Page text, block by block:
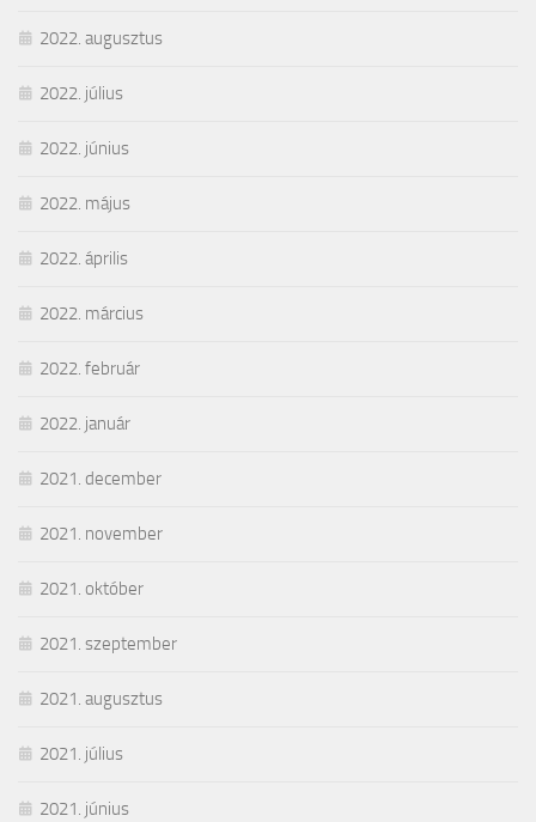
2022. augusztus
2022. július
2022. június
2022. május
2022. április
2022. március
2022. február
2022. január
2021. december
2021. november
2021. október
2021. szeptember
2021. augusztus
2021. július
2021. június